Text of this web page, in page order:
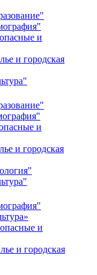
и
и городская
и
и городская
и
и городская